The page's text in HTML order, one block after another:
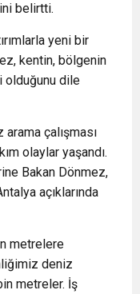
belirtti.
yeni bir
kentin, bölgenin
olduğunu dile
çalışması
olaylar yaşandı.
Bakan Dönmez,
açıklarında
metrelere
deniz
metreler. İş